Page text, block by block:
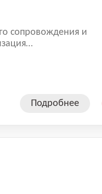
сопровождения и
Подробнее